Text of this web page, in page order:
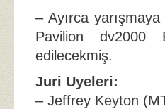
– Ayırca
Pavilion dv2000
edilecekmiş.
Juri Uyeleri:
– Jeffrey Keyton